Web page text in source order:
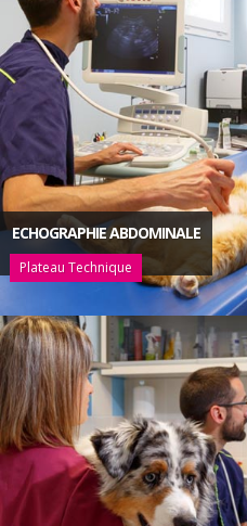
ECHOGRAPHIE ABDOMINALE
Plateau Technique